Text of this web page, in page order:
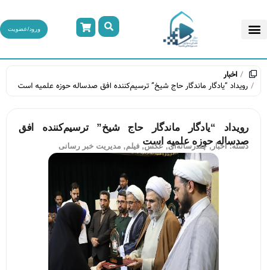
ورود/عضویت
اخبار
رویداد “یادگار ماندگار حاج شیخ” ترسیم‌کننده افق صدساله حوزه علمیه است
رویداد “یادگار ماندگار حاج شیخ” ترسیم‌کننده افق
صدساله حوزه علمیه است
دسته:اخبار ,چندرسانه‌ای, عکس, فیلم, مدیریت خبر رسانی